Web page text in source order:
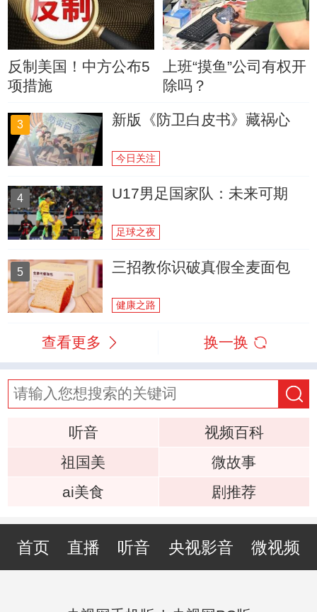
反制美国！中方公布5
项措施
上班“摸鱼”公司有权开
除吗？
3 新版《防卫白皮书》藏祸心
今日关注
4 U17男足国家队：未来可期
足球之夜
5 三招教你识破真假全麦面包
健康之路
查看更多 换一换
听音
视频百科
祖国美
微故事
ai美食
剧推荐
首页 直播 听音 央视影音 微视频